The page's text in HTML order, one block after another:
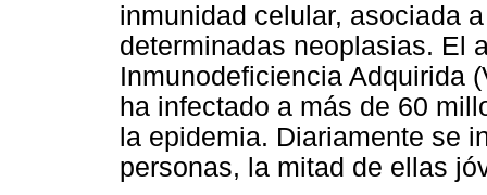
inmunidad celular, asociada
determinadas neoplasias. El
Inmunodeficiencia Adquirida
ha infectado a más de 60
la epidemia. Diariamente se
personas, la mitad de ellas